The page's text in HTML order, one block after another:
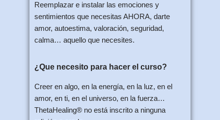
Reemplazar e instalar las emociones y
sentimientos que necesitas AHORA, darte
amor, autoestima, valoración, seguridad,
calma… aquello que necesites.
¿Que necesito para hacer el curso?
Creer en algo, en la energía, en la luz, en el
amor, en ti, en el universo, en la fuerza…
ThetaHealing® no está inscrito a ninguna